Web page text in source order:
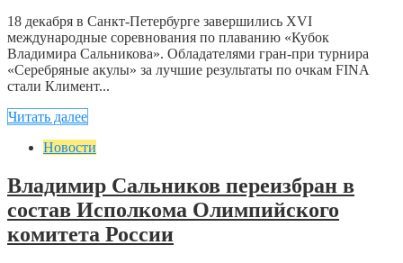
18 декабря в Санкт-Петербурге завершились XVI
международные соревнования по плаванию «Кубок
Владимира Сальникова». Обладателями гран-при турнира
«Серебряные акулы» за лучшие результаты по очкам FINA
стали Климент...
Читать далее
Новости
Владимир Сальников переизбран в
состав Исполкома Олимпийского
комитета России